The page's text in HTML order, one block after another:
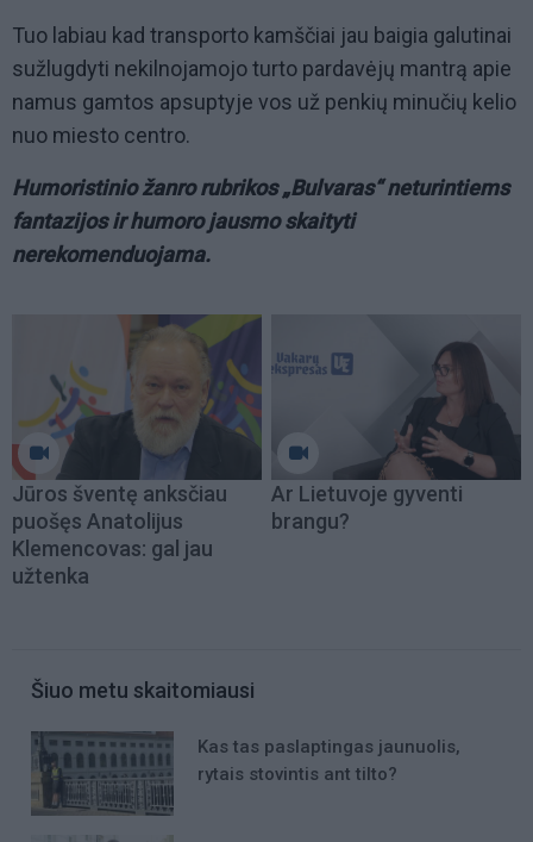
Tuo labiau kad transporto kamščiai jau baigia galutinai
sužlugdyti nekilnojamojo turto pardavėjų mantrą apie
namus gamtos apsuptyje vos už penkių minučių kelio
nuo miesto centro.
Humoristinio žanro rubrikos „Bulvaras“ neturintiems
fantazijos ir humoro jausmo skaityti
nerekomenduojama.
Jūros šventę anksčiau
puošęs Anatolijus
Klemencovas: gal jau
užtenka
Ar Lietuvoje gyventi
brangu?
Šiuo metu skaitomiausi
Kas tas paslaptingas jaunuolis,
rytais stovintis ant tilto?